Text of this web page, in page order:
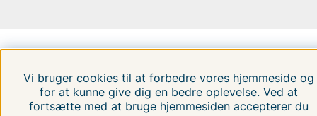
Vi bruger cookies til at forbedre vores hjemmeside og
for at kunne give dig en bedre oplevelse. Ved at
fortsætte med at bruge hjemmesiden accepterer du